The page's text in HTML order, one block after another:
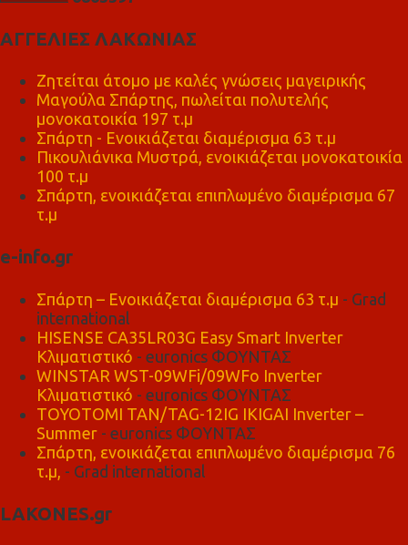
ΑΓΓΕΛΙΕΣ ΛΑΚΩΝΙΑΣ
Ζητείται άτομο με καλές γνώσεις μαγειρικής
Μαγούλα Σπάρτης, πωλείται πολυτελής
μονοκατοικία 197 τ.μ
Σπάρτη - Ενοικιάζεται διαμέρισμα 63 τ.μ
Πικουλιάνικα Μυστρά, ενοικιάζεται μονοκατοικία
100 τ.μ
Σπάρτη, ενοικιάζεται επιπλωμένο διαμέρισμα 67
τ.μ
e-info.gr
Σπάρτη – Ενοικιάζεται διαμέρισμα 63 τ.μ - Grad
international
HISENSE CA35LR03G Easy Smart Inverter
Κλιματιστικό - euronics ΦΟΥΝΤΑΣ
WINSTAR WST-09WFi/09WFo Inverter
Κλιματιστικό - euronics ΦΟΥΝΤΑΣ
TOYOTOMI TAN/TAG-12IG IKIGAI Inverter –
Summer - euronics ΦΟΥΝΤΑΣ
Σπάρτη, ενοικιάζεται επιπλωμένο διαμέρισμα 76
τ.μ, - Grad international
LAKONES.gr